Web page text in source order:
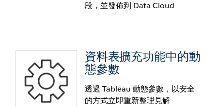
段，並發佈到 Data Cloud
資料表擴充功能中的動
態參數
透過 Tableau 動態參數，以安全
的方式立即重新整理見解